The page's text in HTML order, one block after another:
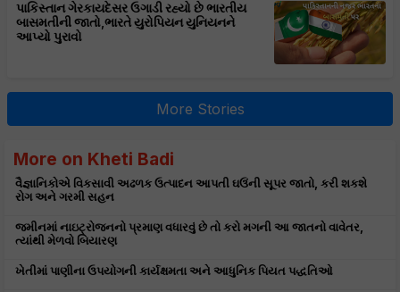
પાકિસ્તાન ગેરકાયદેસર ઉગાડી રહ્યો છે ભારતીય
બાસમતીની જાતો,ભારતે યુરોપિયન યુનિયનને
આપ્યો પુરાવો
More Stories
More on Kheti Badi
વૈજ્ઞાનિકોએ વિકસાવી અઢળક ઉત્પાદન આપતી ઘઉંની સૂપર જાતો, કરી શકશે
રોગ અને ગરમી સહન
જમીનમાં નાઇટ્રોજનનો પ્રમાણ વધારવું છે તો કરો મગની આ જાતનો વાવેતર,
ત્યાંથી મેળવો બિયારણ
ખેતીમાં પાણીના ઉપયોગની કાર્યક્ષમતા અને આધુનિક પિયત પદ્ધતિઓ